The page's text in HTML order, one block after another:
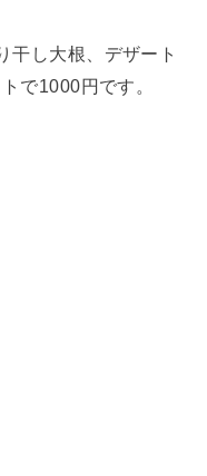
干し大根、デザート
で1000円です。